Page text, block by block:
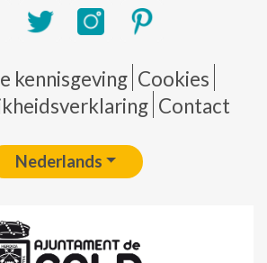
Pie de página
kennisgeving Cookies
Contact
Nederlands